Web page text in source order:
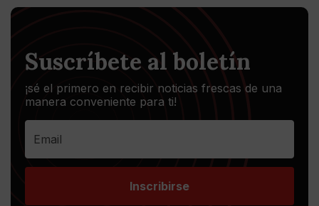
Suscríbete al boletín
¡sé el primero en recibir noticias frescas de una
manera conveniente para ti!
Inscribirse